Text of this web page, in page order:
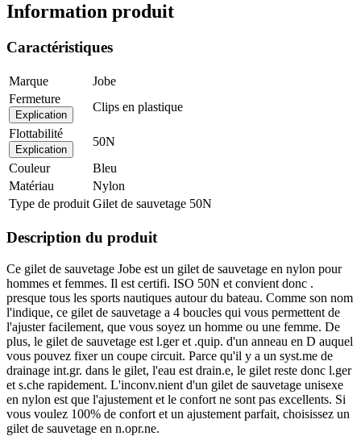
Information produit
Caractéristiques
Marque
Jobe
Fermeture
Explication
Clips en plastique
Flottabilité
Explication
50N
Couleur
Bleu
Matériau
Nylon
Type de produit Gilet de sauvetage 50N
Description du produit
Ce gilet de sauvetage Jobe est un gilet de sauvetage en nylon pour
hommes et femmes. Il est certifi. ISO 50N et convient donc .
presque tous les sports nautiques autour du bateau. Comme son nom
l'indique, ce gilet de sauvetage a 4 boucles qui vous permettent de
l'ajuster facilement, que vous soyez un homme ou une femme. De
plus, le gilet de sauvetage est l.ger et .quip. d'un anneau en D auquel
vous pouvez fixer un coupe circuit. Parce qu'il y a un syst.me de
drainage int.gr. dans le gilet, l'eau est drain.e, le gilet reste donc l.ger
et s.che rapidement. L'inconv.nient d'un gilet de sauvetage unisexe
en nylon est que l'ajustement et le confort ne sont pas excellents. Si
vous voulez 100% de confort et un ajustement parfait, choisissez un
gilet de sauvetage en n.opr.ne.